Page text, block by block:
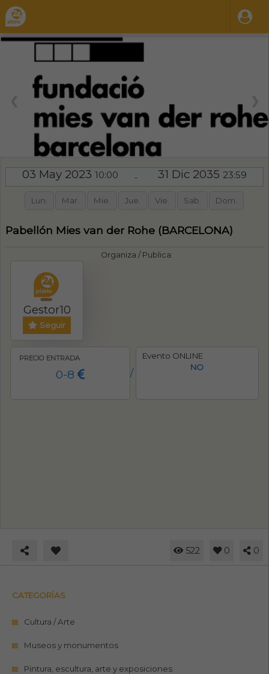
03 May 2023 10:00 - 31 Dic 2035 23:59
Lun. Mar. Mie. Jue. Vie. Sab. Dom.
Pabellón Mies van der Rohe (BARCELONA)
Organiza / Publica:
Gestor10
Seguir
PRECIO ENTRADA
0-8 /
Evento ONLINE
NO
522 0 0
CATEGORÍAS
Cultura / Arte
Museos y monumentos
Pintura, escultura, arte y exposiciones